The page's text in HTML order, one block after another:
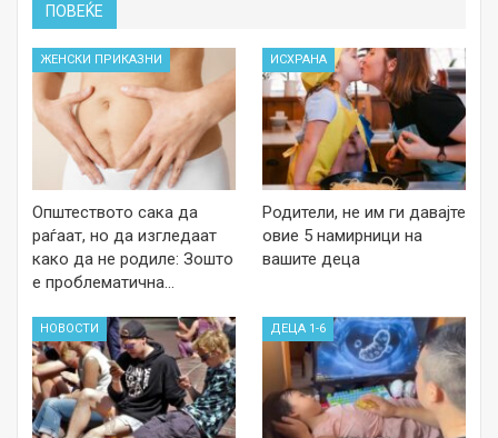
ПОВЕЌЕ
ЖЕНСКИ ПРИКАЗНИ
Општеството сака да
раѓаат, но да изгледаат
како да не родиле: Зошто
е проблематична…
ИСХРАНА
Родители, не им ги давајте
овие 5 намирници на
вашите деца
НОВОСТИ ДЕЦА 1-6